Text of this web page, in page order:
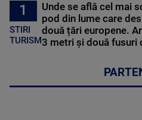
1
STIRI
TURISM
Unde se află cel mai
pod din lume care
două țări europene.
3 metri și două fusuri